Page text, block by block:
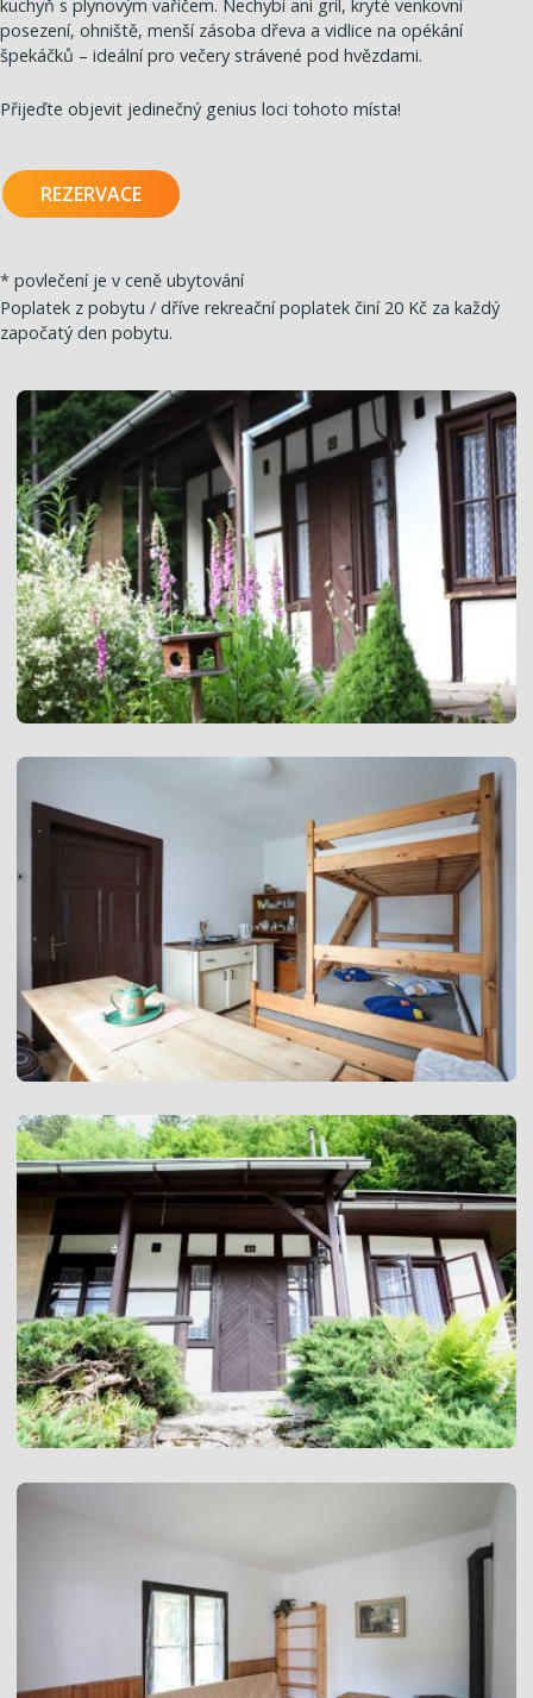
kuchyň s plynovým vařičem. Nechybí ani gril, kryté venkovní
posezení, ohniště, menší zásoba dřeva a vidlice na opékání
špekáčků – ideální pro večery strávené pod hvězdami.
Přijeďte objevit jedinečný genius loci tohoto místa!
REZERVACE
* povlečení je v ceně ubytování
Poplatek z pobytu / dříve rekreační poplatek činí 20 Kč za každý
započatý den pobytu.